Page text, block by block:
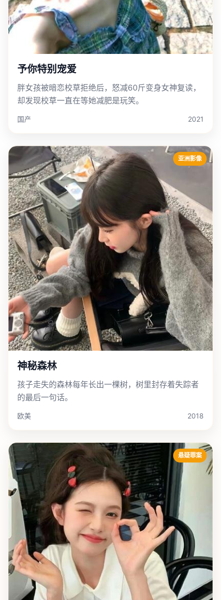
予你特别宠爱
胖女孩被暗恋校草拒绝后，怒减60斤变身女神复读，
却发现校草一直在等她减肥是玩笑。
国产 2021
亚洲影像
神秘森林
孩子走失的森林每年长出一棵树，树里封存着失踪者
的最后一句话。
欧美 2018
悬疑罪案